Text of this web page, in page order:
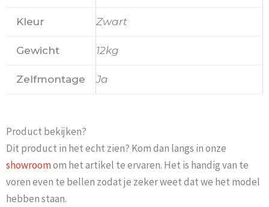
Kleur Zwart
Gewicht 12kg
Zelfmontage Ja
Product bekijken?
Dit product in het echt zien? Kom dan langs in onze
showroomom het artikel te ervaren. Het is handig van te
voren even te bellen zodat je zeker weet dat we het model
hebben staan.